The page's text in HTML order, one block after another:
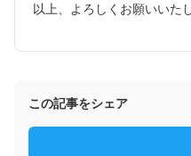
以上、よろしくお願いいた
この記事をシェア